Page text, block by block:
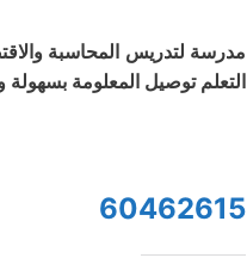
مدرسة لتدريس المحاسبة
التعلم توصيل المعلومة
60462615